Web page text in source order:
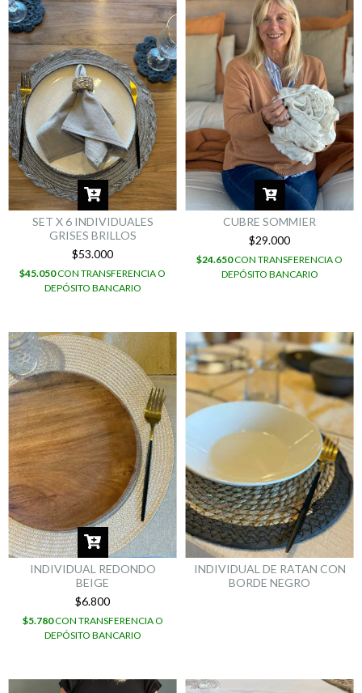
SET X 6 INDIVIDUALES
GRISES BRILLOS
$53.000
$45.050CON TRANSFERENCIA O
DEPÓSITO BANCARIO
CUBRE SOMMIER
$29.000
$24.650CON TRANSFERENCIA O
DEPÓSITO BANCARIO
INDIVIDUAL REDONDO
BEIGE
$6.800
$5.780CON TRANSFERENCIA O
DEPÓSITO BANCARIO
INDIVIDUAL DE RATAN CON
BORDE NEGRO